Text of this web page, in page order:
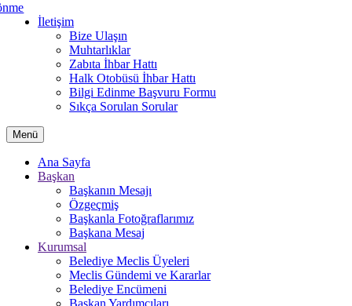
İletişim
Bize Ulaşın
Muhtarlıklar
Zabıta İhbar Hattı
Halk Otobüsü İhbar Hattı
Bilgi Edinme Başvuru Formu
Sıkça Sorulan Sorular
Menü
Ana Sayfa
Başkan
Başkanın Mesajı
Özgeçmiş
Başkanla Fotoğraflarımız
Başkana Mesaj
Kurumsal
Belediye Meclis Üyeleri
Meclis Gündemi ve Kararlar
Belediye Encümeni
Başkan Yardımcıları